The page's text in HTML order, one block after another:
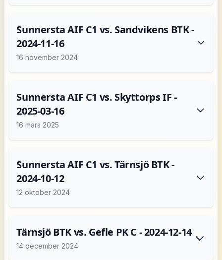
Sunnersta AIF C1 vs. Sandvikens BTK -
2024-11-16
16 november 2024
Sunnersta AIF C1 vs. Skyttorps IF -
2025-03-16
16 mars 2025
Sunnersta AIF C1 vs. Tärnsjö BTK -
2024-10-12
12 oktober 2024
Tärnsjö BTK vs. Gefle PK C - 2024-12-14
14 december 2024